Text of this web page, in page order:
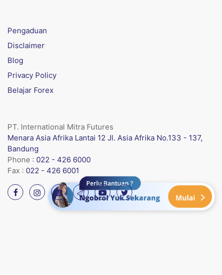
Pengaduan
Disclaimer
Blog
Privacy Policy
Belajar Forex
PT. International Mitra Futures
Menara Asia Afrika Lantai 12 Jl. Asia Afrika No.133 - 137,
Bandung
Phone : 022 - 426 6000
Fax : 022 - 426 6001